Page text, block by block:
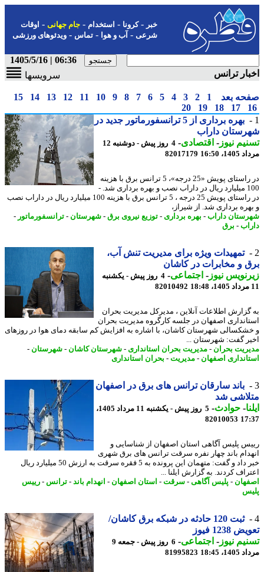
-کرونا-استخدام- جام جهانی-اوقات
شرعی-آب و هوا-تماس-ویدئوهای ورزشی
06:36 | 1405/5/16
ترانس
سرویسها
بعد 1
2
3
4
5
6
7
8
9
10
11
12
13
14
15
17
18
19
20
بهره برداری از 5 ترانسفورماتور جدید در
داراب
نیوز-اقتصادی-
4 روز پیش - دوشنبه 12
16:50
82017179
در راستای پویش «25 درجه»، 5 ترانس برق با هزینه
100 میلیارد ریال در داراب نصب و بهره برداری شد. -
در راستای پویش 25 درجه ، 5 ترانس برق با هزینه 100 میلیارد ریال در داراب نصب
برداری شد. از شیراز،
داراب - بهره برداری- توزیع نیروی برق - شهرستان-ترانسفورماتور-
- برق
تمهیدات ویژه برای مدیریت تنش آب،
و مخابرات در کاشان
نیوز-اجتماعی-
4 روز پیش - یکشنبه
82010492
اطلاعات آنلاین ، مدیرکل مدیریت بحران
اصفهان در جلسه کارگروه مدیریت بحران
شهرستان کاشان، با اشاره به افزایش کم سابقه دمای هوا در روزهای
گفت: شهرستان ...
بحران- مدیریت بحران استانداری- شهرستان کاشان-شهرستان-
اصفهان-مدیریت-بحران استانداری
باند سارقان ترانس های برق در اصفهان
شد
-حوادث -
5 روز پیش - یکشنبه 11 مرداد 1405،
82010053
پلیس آگاهی استان اصفهان از شناسایی و
باند چهار نفره سرقت ترانس های برق شهری
خبر داد و گفت: متهمان این پرونده به 5 فقره سرقت به ارزش 50 میلیارد ریال
کردند. به گزارش ایلنا ...
-پلیس آگاهی-سرقت-استان اصفهان-انهدام باند-ترانس -رییس
ثبت 120 حادثه در شبکه برق کاشان/
فیوز
نیوز-اجتماعی-
6 روز پیش - جمعه 9
18:45
81995823